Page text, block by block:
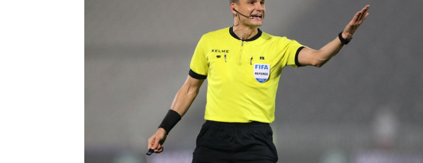
Avrupa Konferans Ligi'nde oynanacak Beşiktaş-
Bodo/Glimt maçını Sırp hakem Nenad Minakovic
yönetecek.